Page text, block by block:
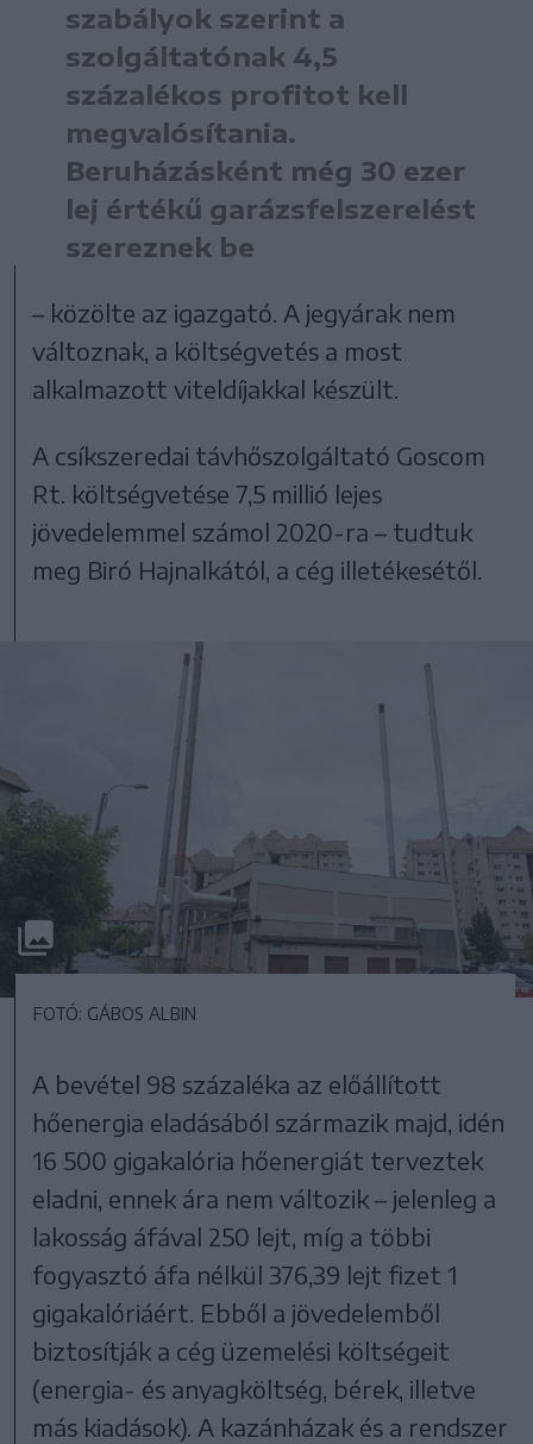
szabályok szerint a
szolgáltatónak 4,5
százalékos profitot kell
megvalósítania.
Beruházásként még 30 ezer
lej értékű garázsfelszerelést
szereznek be
– közölte az igazgató. A jegyárak nem
változnak, a költségvetés a most
alkalmazott viteldíjakkal készült.
A csíkszeredai távhőszolgáltató Goscom
Rt. költségvetése 7,5 millió lejes
jövedelemmel számol 2020-ra – tudtuk
meg Biró Hajnalkától, a cég illetékesétől.
FOTÓ: GÁBOS ALBIN
A bevétel 98 százaléka az előállított
hőenergia eladásából származik majd, idén
16 500 gigakalória hőenergiát terveztek
eladni, ennek ára nem változik – jelenleg a
lakosság áfával 250 lejt, míg a többi
fogyasztó áfa nélkül 376,39 lejt fizet 1
gigakalóriáért. Ebből a jövedelemből
biztosítják a cég üzemelési költségeit
(energia- és anyagköltség, bérek, illetve
más kiadások). A kazánházak és a rendszer